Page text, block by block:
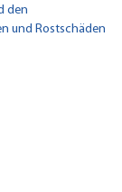
den
und Rostschäden